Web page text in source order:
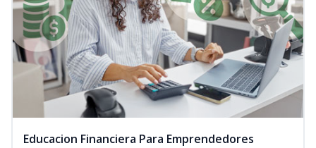
Educacion Financiera Para Emprendedores